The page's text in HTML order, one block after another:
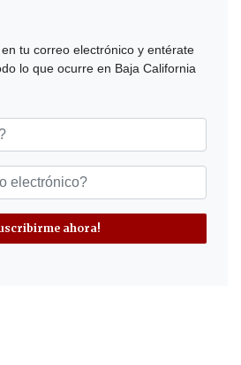
tu correo electrónico y entérate
lo que ocurre en Baja California
ahora!